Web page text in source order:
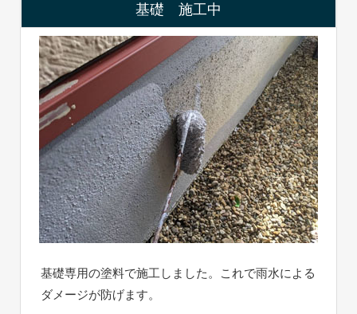
基礎 施工中
基礎専用の塗料で施工しました。これで雨水による
ダメージが防げます。